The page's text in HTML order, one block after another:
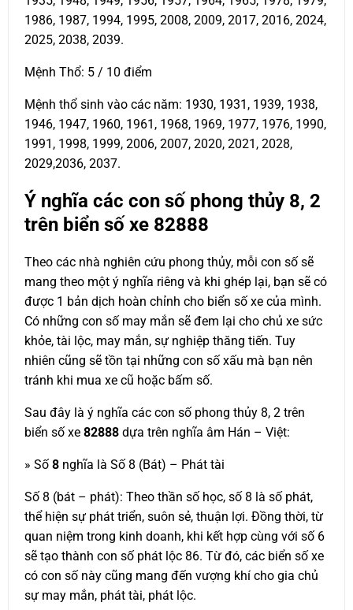
1986, 1987, 1994, 1995, 2008, 2009, 2017, 2016, 2024,
2025, 2038, 2039.
Mệnh Thổ: 5 / 10 điểm
Mệnh thổ sinh vào các năm: 1930, 1931, 1939, 1938,
1946, 1947, 1960, 1961, 1968, 1969, 1977, 1976, 1990,
1991, 1998, 1999, 2006, 2007, 2020, 2021, 2028,
2029,2036, 2037.
Ý nghĩa các con số phong thủy 8, 2
trên biển số xe 82888
Theo các nhà nghiên cứu phong thủy, mỗi con số sẽ
mang theo một ý nghĩa riêng và khi ghép lại, bạn sẽ có
được 1 bản dịch hoàn chỉnh cho biển số xe của mình.
Có những con số may mắn sẽ đem lại cho chủ xe sức
khỏe, tài lộc, may mắn, sự nghiệp thăng tiến. Tuy
nhiên cũng sẽ tồn tại những con số xấu mà bạn nên
tránh khi mua xe cũ hoặc bấm số.
Sau đây là ý nghĩa các con số phong thủy 8, 2 trên
biển số xe 82888 dựa trên nghĩa âm Hán – Việt:
» Số8 nghĩa là Số 8 (Bát) – Phát tài
Số 8 (bát – phát): Theo thần số học, số 8 là số phát,
thể hiện sự phát triển, suôn sẻ, thuận lợi. Đồng thời, từ
quan niệm trong kinh doanh, khi kết hợp cùng với số 6
sẽ tạo thành con số phát lộc 86. Từ đó, các biển số xe
có con số này cũng mang đến vượng khí cho gia chủ
sự may mắn, phát tài, phát lộc.